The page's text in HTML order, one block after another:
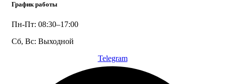
График работы
Пн-Пт: 08:30–17:00
Сб, Вс: Выходной
Telegram